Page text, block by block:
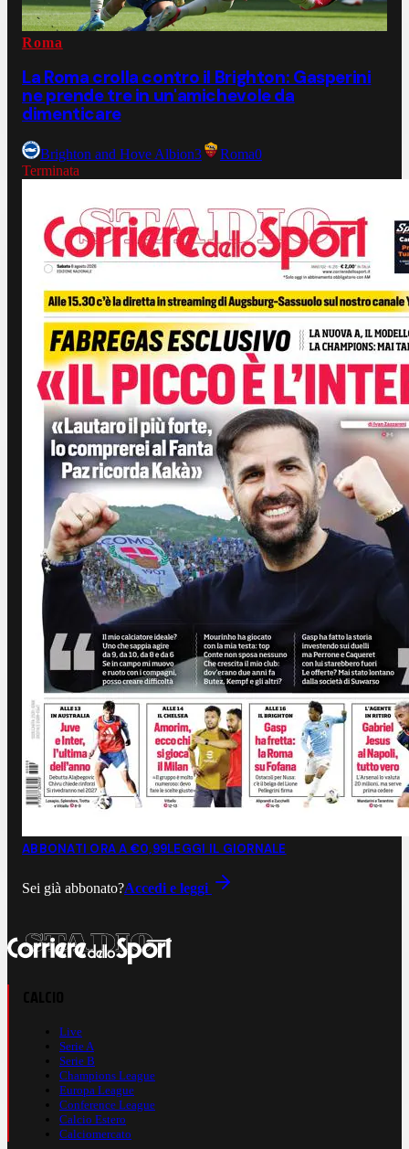
Roma
La Roma crolla contro il Brighton: Gasperini
ne prende tre in un'amichevole da
dimenticare
Brighton and Hove Albion3 Roma0
Terminata
ABBONATI ORA A €0,99LEGGI IL GIORNALE
Sei già abbonato?Accedi e leggi
Live
Serie A
Serie B
Champions League
Europa League
Conference League
Calcio Estero
Calciomercato